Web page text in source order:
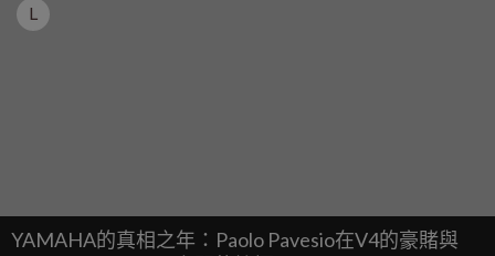
L
YAMAHA的真相之年：Paolo Pavesio在V4的豪賭與